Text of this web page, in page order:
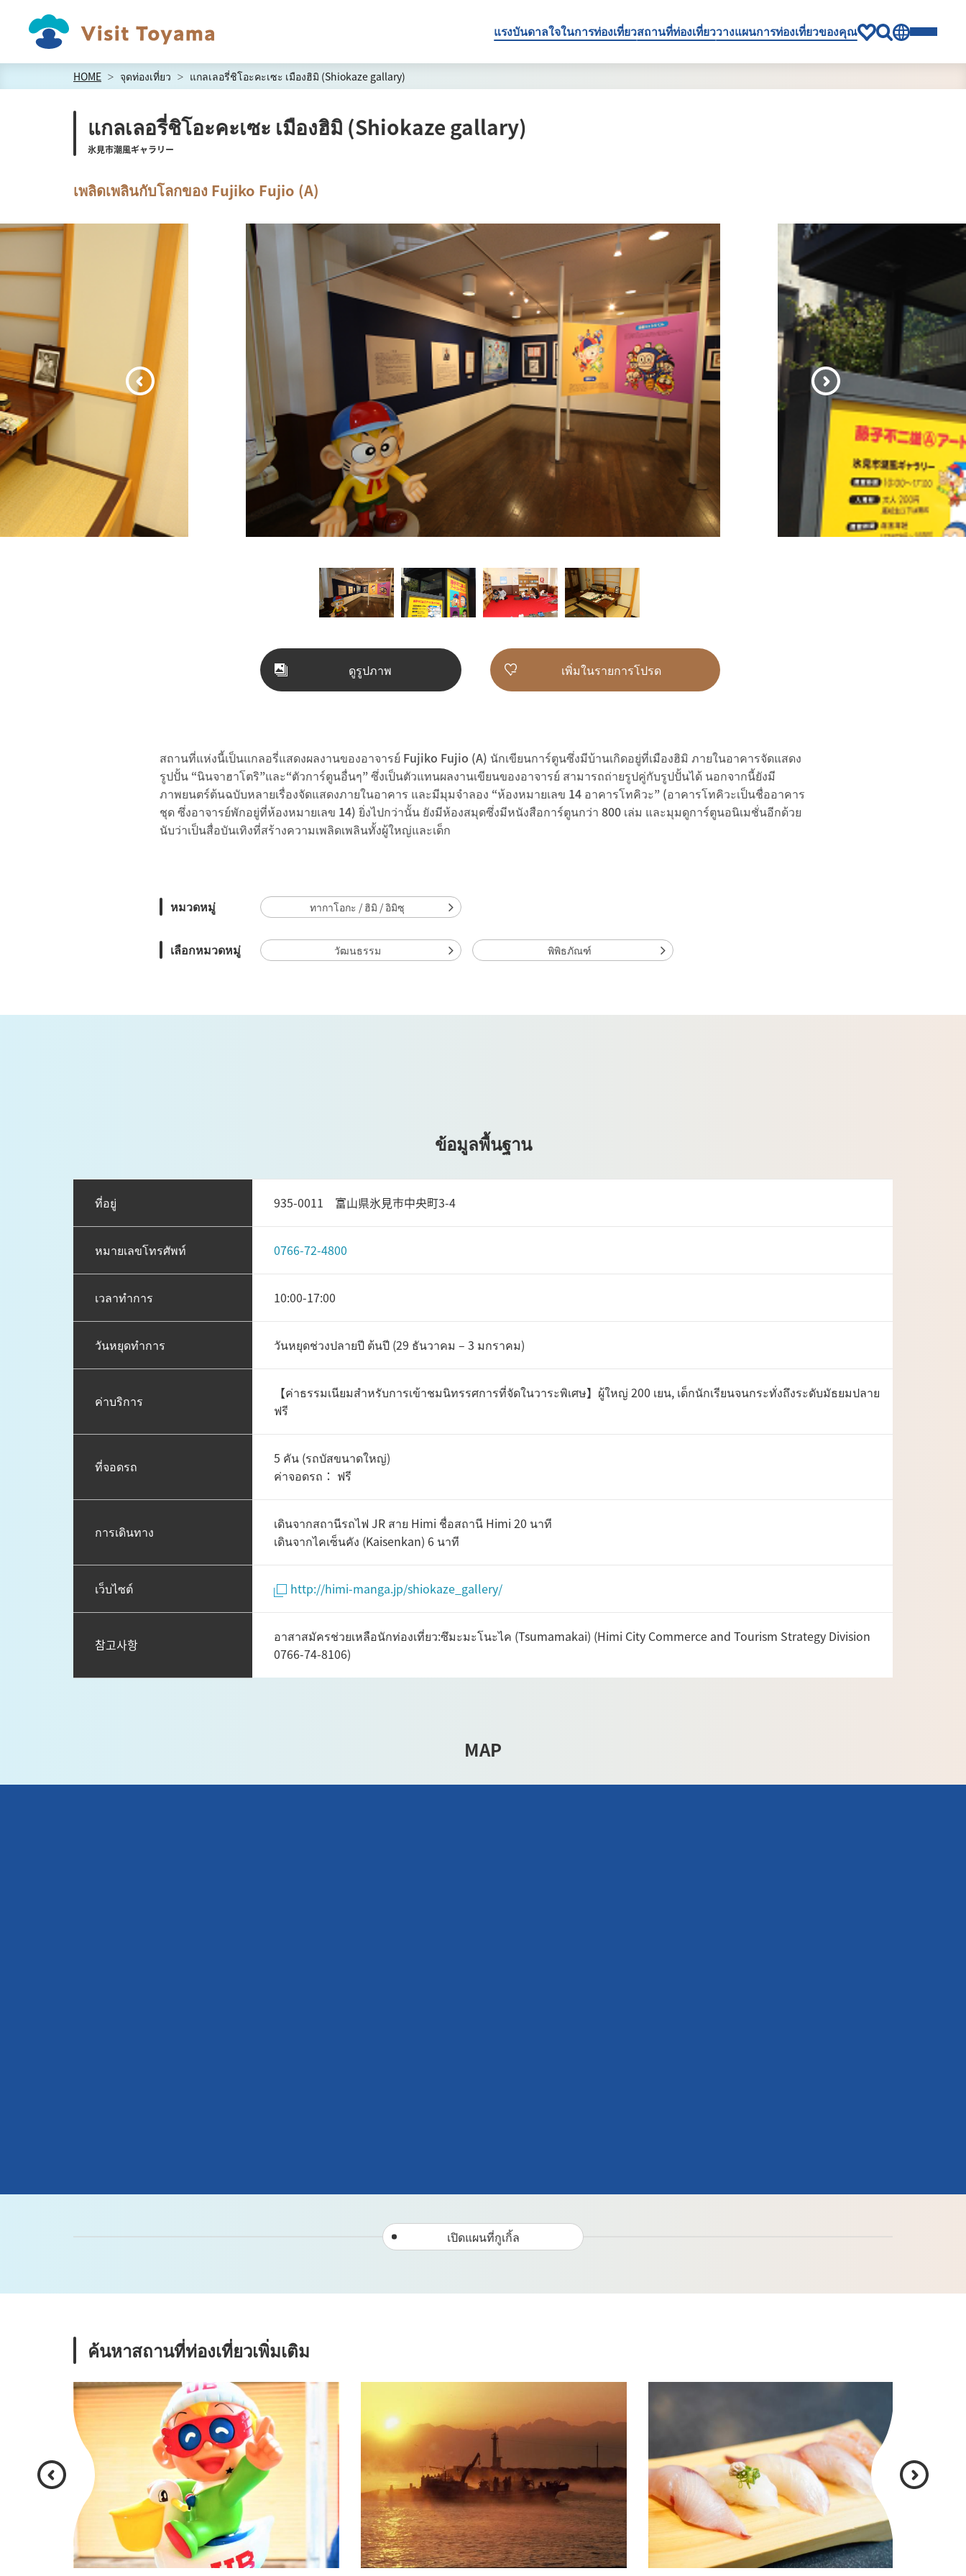
แรงบันดาลใจในการท่องเที่ยวสถานที่ท่องเที่ยววางแผนการท่องเที่ยวของคุณ
HOME จุดท่องเที่ยว แกลเลอรี่ชิโอะคะเซะ เมืองฮิมิ (Shiokaze gallary)
แกลเลอรี่ชิโอะคะเซะ เมืองฮิมิ (Shiokaze gallary)
氷見市潮風ギャラリー
เพลิดเพลินกับโลกของ Fujiko Fujio (A)
ดูรูปภาพ เพิ่มในรายการโปรด
สถานที่แห่งนี้เป็นแกลอรี่แสดงผลงานของอาจารย์ Fujiko Fujio (A) นักเขียนการ์ตูนซึ่งมีบ้านเกิดอยู่ที่เมืองฮิมิ ภายในอาคารจัดแสดง
รูปปั้น “นินจาฮาโตริ”และ“ตัวการ์ตูนอื่นๆ” ซึ่งเป็นตัวแทนผลงานเขียนของอาจารย์ สามารถถ่ายรูปคู่กับรูปปั้นได้ นอกจากนี้ยังมี
ภาพยนตร์ต้นฉบับหลายเรื่องจัดแสดงภายในอาคาร และมีมุมจำลอง “ห้องหมายเลข 14 อาคารโทคิวะ” (อาคารโทคิวะเป็นชื่ออาคาร
ชุด ซึ่งอาจารย์พักอยู่ที่ห้องหมายเลข 14) ยิ่งไปกว่านั้น ยังมีห้องสมุดซึ่งมีหนังสือการ์ตูนกว่า 800 เล่ม และมุมดูการ์ตูนอนิเมชั่นอีกด้วย
นับว่าเป็นสื่อบันเทิงที่สร้างความเพลิดเพลินทั้งผู้ใหญ่และเด็ก
หมวดหมู่ ทากาโอกะ / ฮิมิ / อิมิซุ
เลือกหมวดหมู่ วัฒนธรรม พิพิธภัณฑ์
ข้อมูลพื้นฐาน
ที่อยู่ 935-0011 富山県氷見市中央町3-4
หมายเลขโทรศัพท์ 0766-72-4800
เวลาทำการ 10:00-17:00
วันหยุดทำการ วันหยุดช่วงปลายปี ต้นปี (29 ธันวาคม – 3 มกราคม)
ค่าบริการ
【ค่าธรรมเนียมสำหรับการเข้าชมนิทรรศการที่จัดในวาระพิเศษ】ผู้ใหญ่ 200 เยน, เด็กนักเรียนจนกระทั่งถึงระดับมัธยมปลาย
ฟรี
ที่จอดรถ
5 คัน (รถบัสขนาดใหญ่)
ค่าจอดรถ： ฟรี
การเดินทาง
เดินจากสถานีรถไฟ JR สาย Himi ชื่อสถานี Himi 20 นาที
เดินจากไคเซ็นคัง (Kaisenkan) 6 นาที
เว็บไซต์ http://himi-manga.jp/shiokaze_gallery/
참고사항
อาสาสมัครช่วยเหลือนักท่องเที่ยว:ซึมะมะโนะไค (Tsumamakai) (Himi City Commerce and Tourism Strategy Division
0766-74-8106)
MAP
เปิดแผนที่กูเกิ้ล
ค้นหาสถานที่ท่องเที่ยวเพิ่มเติม